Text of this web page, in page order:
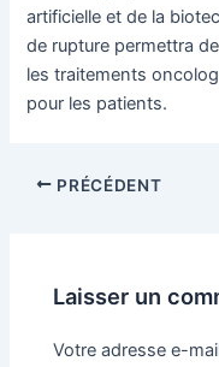
artificielle et de la
de rupture permettra
les traitements
pour les patients.
NavigationPRÉCÉDENT
Laisser un
Votre adresse e-